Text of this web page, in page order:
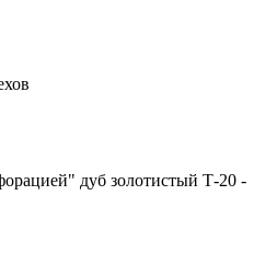
дуб золотистый Т-20 -